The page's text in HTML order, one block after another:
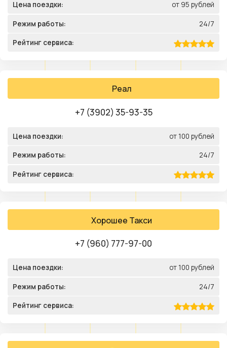
Цена поездки: от 95 рублей
Режим работы: 24/7
Рейтинг сервиса:
Реал
+7 (3902) 35-93-35
Цена поездки: от 100 рублей
Режим работы: 24/7
Рейтинг сервиса:
Хорошее Такси
+7 (960) 777-97-00
Цена поездки: от 100 рублей
Режим работы: 24/7
Рейтинг сервиса: